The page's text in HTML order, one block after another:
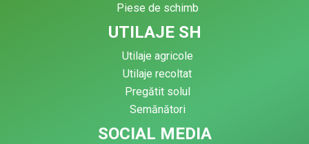
Piese de schimb
UTILAJE SH
Utilaje agricole
Utilaje recoltat
Pregătit solul
Semănători
SOCIAL MEDIA